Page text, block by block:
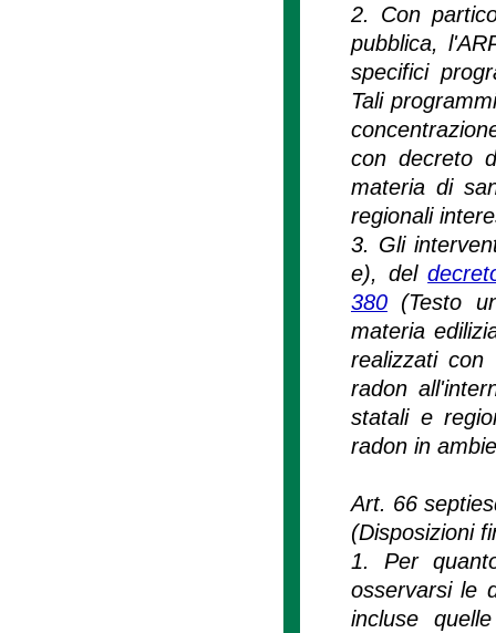
2. Con
pubblica,
specifici
Tali
con decreto
materia di
regionali
3. Gli
e), del
380(Testo
materia
realizzati
radon
statali e
radon in
Art. 66
(Disposizioni
1. Per
osservarsi le
incluse